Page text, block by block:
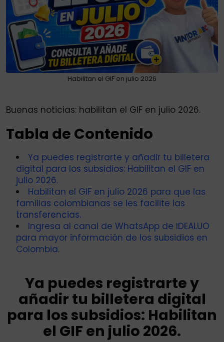
Habilitan el GIF en julio 2026
Buenas noticias: habilitan el GIF en julio 2026.
Tabla de Contenido
Ya puedes registrarte y añadir tu billetera
digital para los subsidios: Habilitan el GIF en
julio 2026.
Habilitan el GIF en julio 2026 para que las
familias colombianas se les facilite las
transferencias.
Ingresa al canal de WhatsApp de IDEALUO
para mayor información de los subsidios en
Colombia.
Ya puedes registrarte y
añadir tu billetera digital
para los subsidios: Habilitan
el GIF en julio 2026.